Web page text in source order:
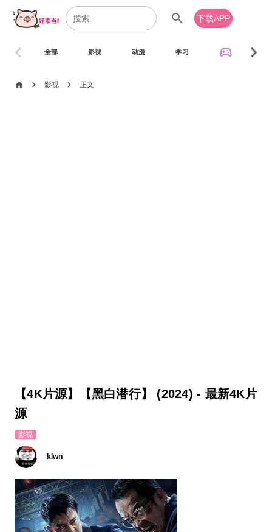
search 下载APP
全部 影视 动漫 学习 sports_esports
chevron_left chevron_right
home chevron_right 影视 chevron_right 正文
【4K片源】【黑白潜行】 (2024) - 最新4K片
源
影视
klwn